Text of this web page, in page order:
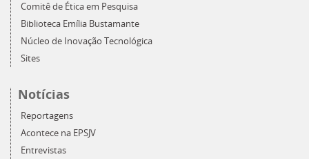
Comitê de Ética em Pesquisa
Biblioteca Emília Bustamante
Núcleo de Inovação Tecnológica
Sites
Notícias
Reportagens
Acontece na EPSJV
Entrevistas